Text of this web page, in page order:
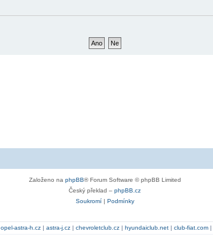
Založeno na phpBB® Forum Software © phpBB Limited
Český překlad – phpBB.cz
Soukromí| Podmínky
opel-astra-h.cz| astra-j.cz| chevroletclub.cz| hyundaiclub.net| club-fiat.com|